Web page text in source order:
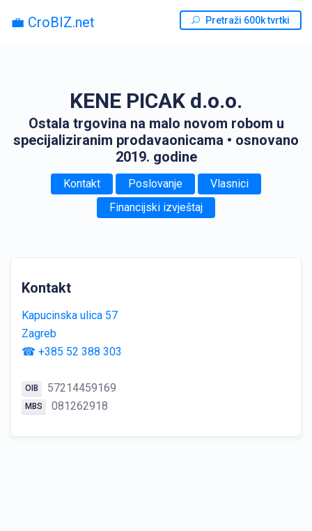
💼 CroBIZ.net Pretraži 600k tvrtki
KENE PICAK d.o.o.
Ostala trgovina na malo novom robom u
specijaliziranim prodavaonicama • osnovano
2019. godine
Kontakt Poslovanje
Vlasnici
Financijski izvještaj
Kontakt
Kapucinska ulica 57
Zagreb
☎ +385 52 388 303
OIB 57214459169
MBS 081262918